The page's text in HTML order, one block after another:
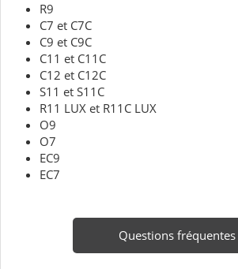
R9
C7 et C7C
C9 et C9C
C11 et C11C
C12 et C12C
S11 et S11C
R11 LUX et R11C LUX
O9
O7
EC9
EC7
Questions fréquentes